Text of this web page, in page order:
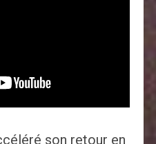
son retour en